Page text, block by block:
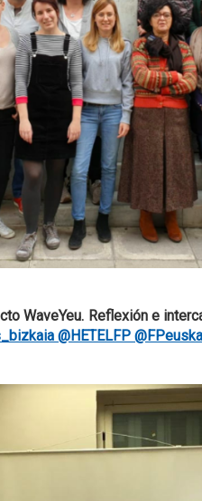
WaveYeu. Reflexión e
@HETELFP